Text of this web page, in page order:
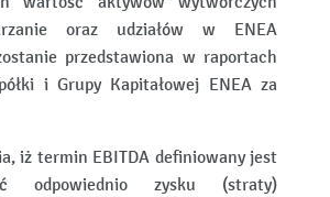
oraz udziałów w ENEA
przedstawiona w raportach
i Grupy Kapitałowej ENEA za
iż termin EBITDA definiowany jest
odpowiednio zysku (straty)